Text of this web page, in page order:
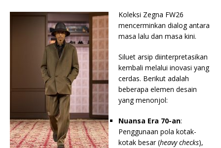
Koleksi Zegna FW26
mencerminkan dialog antara
masa lalu dan masa kini.
Siluet arsip diinterpretasikan
kembali melalui inovasi yang
cerdas. Berikut adalah
beberapa elemen desain
yang menonjol:
Nuansa Era 70-an:
Penggunaan pola kotak-
kotak besar (heavy checks),